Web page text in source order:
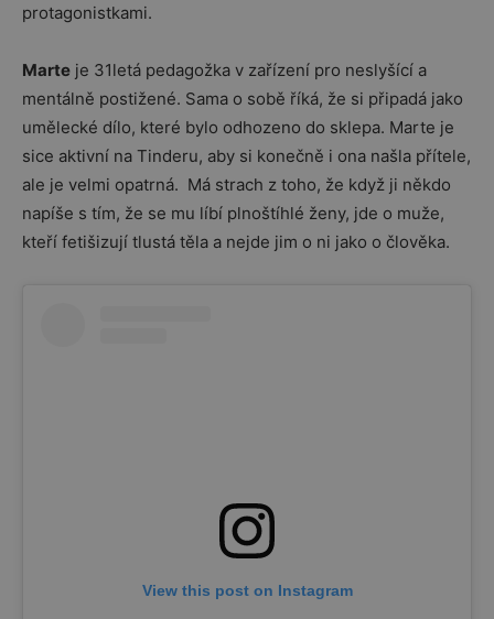
protagonistkami.
Marte je 31letá pedagožka v zařízení pro neslyšící a
mentálně postižené. Sama o sobě říká, že si připadá jako
umělecké dílo, které bylo odhozeno do sklepa. Marte je
sice aktivní na Tinderu, aby si konečně i ona našla přítele,
ale je velmi opatrná. Má strach z toho, že když ji někdo
napíše s tím, že se mu líbí plnoštíhlé ženy, jde o muže,
kteří fetišizují tlustá těla a nejde jim o ni jako o člověka.
View this post on Instagram